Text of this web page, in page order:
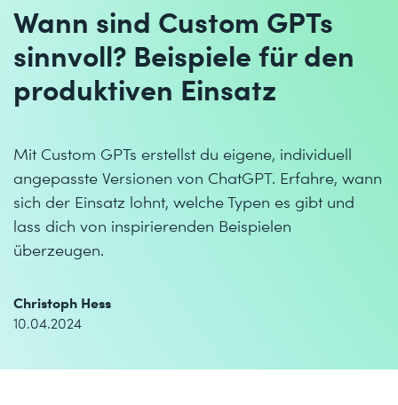
Wann sind Custom GPTs
sinnvoll? Beispiele für den
produktiven Einsatz
Mit Custom GPTs erstellst du eigene, individuell
angepasste Versionen von ChatGPT. Erfahre, wann
sich der Einsatz lohnt, welche Typen es gibt und
lass dich von inspirierenden Beispielen
überzeugen.
Christoph Hess
10.04.2024